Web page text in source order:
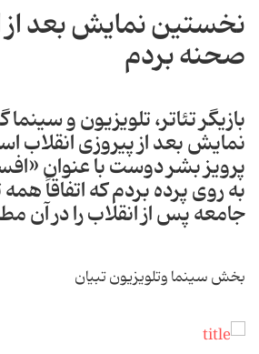
نخستین نمایش بعد از
صحنه بردم
بازیگر تئاتر، تلویزیون و
نمایش بعد از پیروزی انقلاب
پرویز بشر دوست با عنوان
به روی پرده بردم که اتفاقاً
جامعه پس از انقلاب را در آن
بخش سینما وتلویزیون تبیان